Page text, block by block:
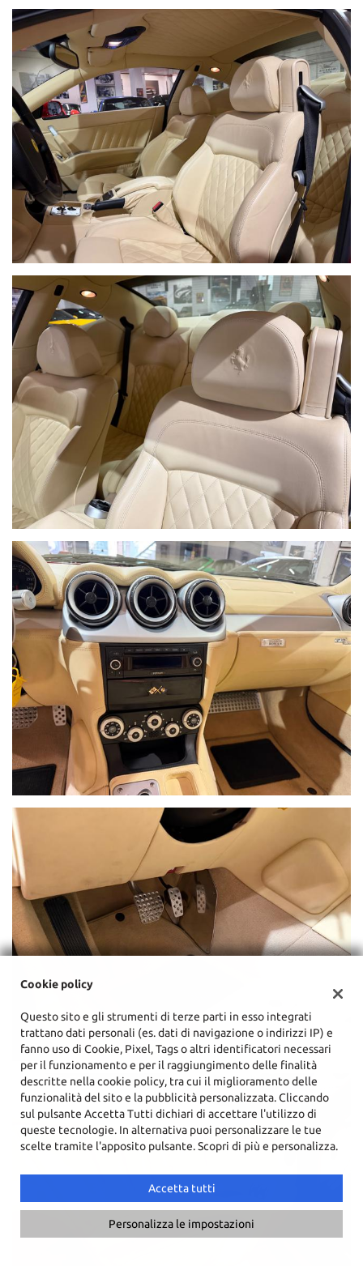
Cookie policy
Questo sito e gli strumenti di terze parti in esso integrati
trattano dati personali (es. dati di navigazione o indirizzi IP) e
fanno uso di Cookie, Pixel, Tags o altri identificatori necessari
per il funzionamento e per il raggiungimento delle finalità
descritte nella cookie policy, tra cui il miglioramento delle
funzionalità del sito e la pubblicità personalizzata. Cliccando
sul pulsante Accetta Tutti dichiari di accettare l'utilizzo di
queste tecnologie. In alternativa puoi personalizzare le tue
scelte tramite l'apposito pulsante. Scopri di più e personalizza.
Accetta tutti
Personalizza le impostazioni